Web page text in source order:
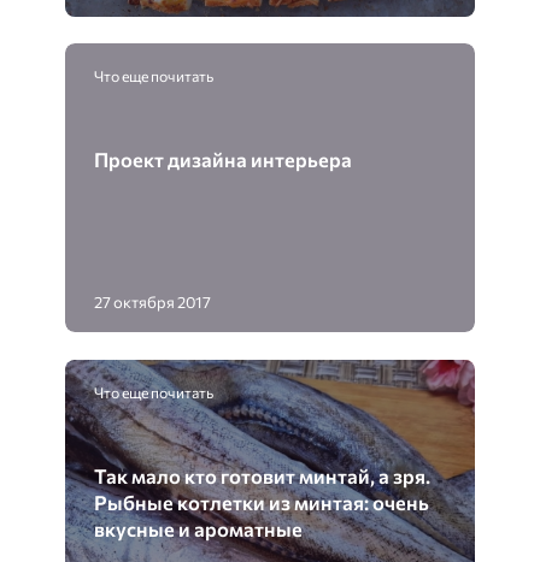
Что еще почитать
Проект дизайна интерьера
27 октября 2017
Что еще почитать
Так мало кто готовит минтай, а зря.
Рыбные котлетки из минтая: очень
вкусные и ароматные